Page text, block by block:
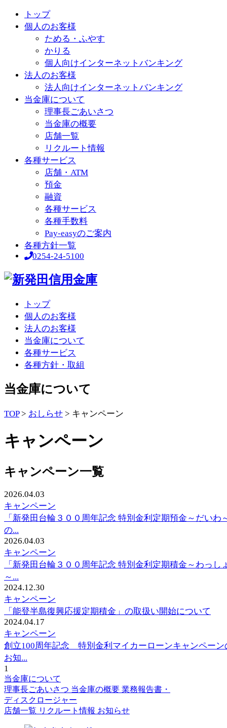
トップ
個人のお客様
ためる・ふやす
かりる
個人向けインターネットバンキング
法人のお客様
法人向けインターネットバンキング
当金庫について
理事長ごあいさつ
当金庫の概要
店舗一覧
リクルート情報
各種サービス
店舗・ATM
預金
融資
各種サービス
各種手数料
Pay-easyのご案内
各種方針一覧
0254-24-5100
トップ
個人のお客様
法人のお客様
当金庫について
各種サービス
各種方針・取組
当金庫について
TOP> おしらせ > キャンペーン
キャンペーン
キャンペーン一覧
2026.04.03
キャンペーン
「新発田台輪３００周年記念 特別金利定期預金～だいわ
の...
2026.04.03
キャンペーン
「新発田台輪３００周年記念 特別金利定期積金～わっし
～...
2024.12.30
キャンペーン
「能登半島復興応援定期積金」の取扱い開始について
2024.04.17
キャンペーン
創立100周年記念 特別金利マイカーローンキャンペーン
お知...
1
当金庫について
理事長ごあいさつ 当金庫の概要 業務報告書・
ディスクロージャー
店舗一覧 リクルート情報 お知らせ